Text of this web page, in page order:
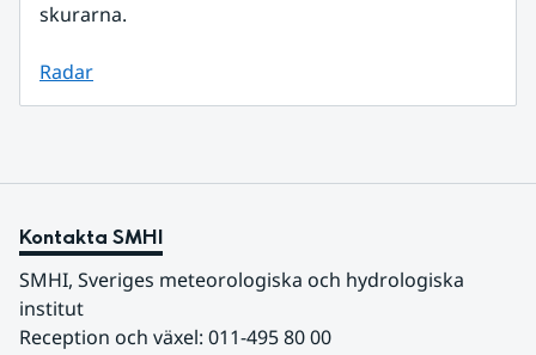
skurarna.
Radar
Kontakta SMHI
SMHI, Sveriges meteorologiska och hydrologiska
institut
Reception och växel: 011-495 80 00